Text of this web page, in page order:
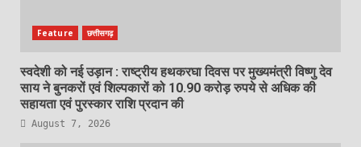
Feature छत्तीसगढ़
स्वदेशी को नई उड़ान : राष्ट्रीय हथकरघा दिवस पर मुख्यमंत्री विष्णु देव
साय ने बुनकरों एवं शिल्पकारों को 10.90 करोड़ रुपये से अधिक की
सहायता एवं पुरस्कार राशि प्रदान की
August 7, 2026